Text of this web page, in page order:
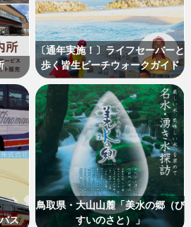
〔通年実施！〕ライフセーバーと
歩く皆生ビーチウォークガイド
ス
鳥取県・大山山麓「美水の郷（び
すいのさと）」